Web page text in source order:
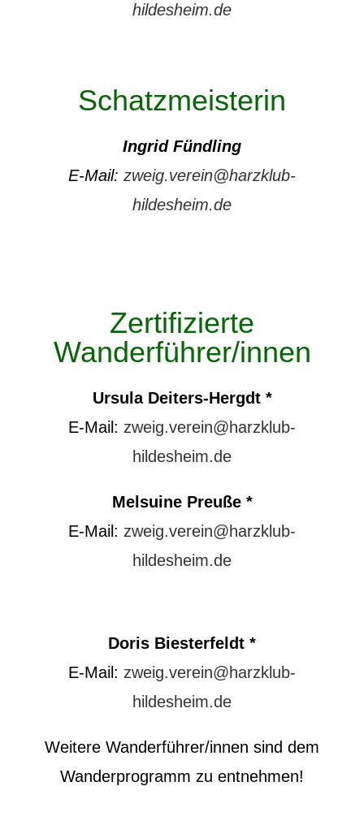
hildesheim.de
Schatzmeisterin
Ingrid Fündling
E-Mail: zweig.verein@harzklub-
hildesheim.de
Zertifizierte
Wanderführer/innen
Ursula Deiters-Hergdt *
E-Mail: zweig.verein@harzklub-
hildesheim.de
Melsuine Preuße *
E-Mail: zweig.verein@harzklub-
hildesheim.de
Doris Biesterfeldt *
E-Mail: zweig.verein@harzklub-
hildesheim.de
Weitere Wanderführer/innen sind dem
Wanderprogramm zu entnehmen!